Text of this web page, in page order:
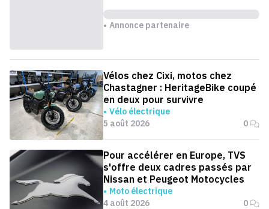
Annonce partenaire
Vélos chez Cixi, motos chez
Chastagner : HeritageBike coupé
en deux pour survivre
Vélo électrique
5 août 2026
0
Pour accélérer en Europe, TVS
s'offre deux cadres passés par
Nissan et Peugeot Motocycles
Moto électrique
4 août 2026
0